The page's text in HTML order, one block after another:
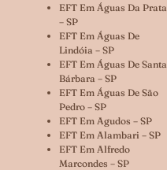
EFT Em Águas Da Prata
– SP
EFT Em Águas De
Lindóia – SP
EFT Em Águas De Santa
Bárbara – SP
EFT Em Águas De São
Pedro – SP
EFT Em Agudos – SP
EFT Em Alambari – SP
EFT Em Alfredo
Marcondes – SP